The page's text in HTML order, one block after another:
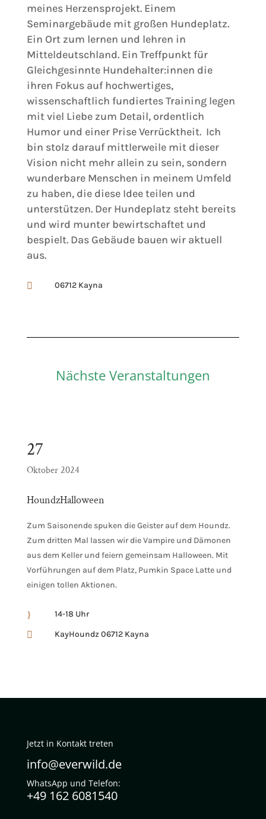
meines Herzensprojekt. Einem
Seminargebäude mit großen Hundeplatz.
Ein Ort zum lernen und lehren in
Mitteldeutschland. Ein Treffpunkt für
Gleichgesinnte Hundehalter:innen die
ihren Fokus auf hochwertiges,
wissenschaftlich fundiertes Training legen
mit viel Liebe zum Detail, ordentlich
Humor und einer Prise Verrücktheit. Ich
bin stolz darauf mittlerweile mit dieser
Vision nicht mehr allein zu sein, sondern
wunderbare Menschen in meinem Umfeld
zu haben, die diese Idee teilen und
unterstützen. Der Hundeplatz steht bereits
und wird munter bewirtschaftet und
bespielt. Das Gebäude bauen wir aktuell
aus.
 06712 Kayna
Nächste Veranstaltungen
27
Oktober 2024
HoundzHalloween
Zum Saisonende spuken die Geister auf dem Houndz.
Zum dritten Mal lassen wir die Vampire und Dämonen
aus dem Keller und feiern gemeinsam Halloween. Mit
Vorführungen auf dem Platz, Pumkin Space Latte und
einigen tollen Aktionen.
} 14-18 Uhr
 KayHoundz 06712 Kayna
Jetzt in Kontakt treten
info@everwild.de
WhatsApp und Telefon:
+49 162 6081540‬